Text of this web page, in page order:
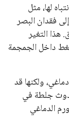
لها، مثل
فقدان البصر
هذا التغير
داخل الجمجمة
ولكنها قد
جلطة في
الدماغي